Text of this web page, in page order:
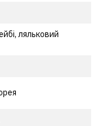
ляльковий